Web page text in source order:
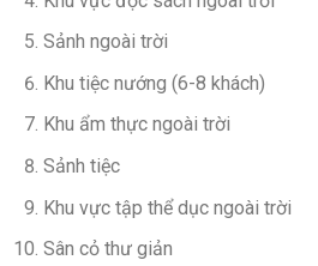
Sảnh ngoài trời
Khu tiệc nướng (6-8 khách)
Khu ẩm thực ngoài trời
Sảnh tiệc
Khu vực tập thể dục ngoài trời
Sân cỏ thư giản